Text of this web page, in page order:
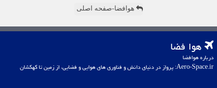
هوافضا-صفحه اصلی
هوا فضا
درباره هوافضا
Aero-Space.ir: پرواز در دنیای دانش و فناوری های هوایی و فضایی، از زمین تا کهکشان